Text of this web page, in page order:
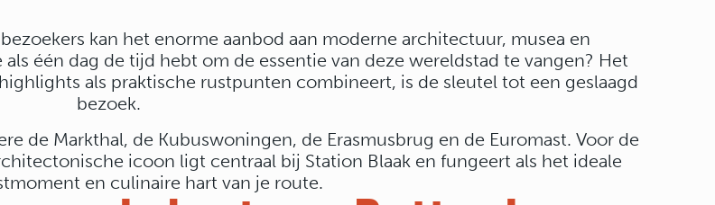
kan het enorme aanbod aan moderne architectuur, musea en
één dag de tijd hebt om de essentie van deze wereldstad te vangen? Het
als praktische rustpunten combineert, is de sleutel tot een geslaagd
bezoek.
de Markthal, de Kubuswoningen, de Erasmusbrug en de Euromast. Voor de
icoon ligt centraal bij Station Blaak en fungeert als het ideale
en culinaire hart van je route.